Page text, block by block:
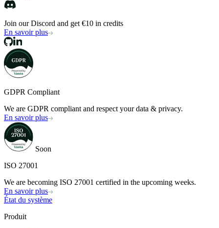
Join our Discord and get €10 in credits
En savoir plus
GDPR Compliant
We are GDPR compliant and respect your data & privacy.
En savoir plus
Soon
ISO 27001
We are becoming ISO 27001 certified in the upcoming weeks.
En savoir plus
État du système
Produit